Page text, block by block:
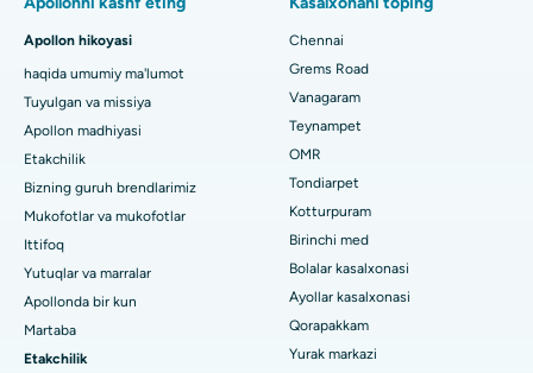
Tish shifokorini toping
Pediatrni toping
Dermatologni toping
Urologni toping
Paschim Boragaon, Guwahati shahridagi eng yaxshi shifoxona
Chennaydagi PH Roaddagi eng yaxshi kasalxona
Chennaydagi ming chiroqlardagi eng yaxshi yurak markazi
Jubilee Hillsdagi eng yaxshi kasalxona, Haydarobod
Tondiarpet, Chennai shahridagi eng yaxshi shifoxona
Kotturpuram, Chennai shahridagi eng yaxshi shifoxona
Kovai yo'lidagi eng yaxshi kasalxona, Karur
Sleeve gastrektomi
Lasik jarrohlik
liposuction
Koroner angiografiya
MitraClip vana ta'mirlash
Apollon hikoyasi
haqida umumiy ma'lumot
Tuyulgan va missiya
Apollon madhiyasi
Etakchilik
Bizning guruh brendlarimiz
Mukofotlar va mukofotlar
Ittifoq
Yutuqlar va marralar
Apollonda bir kun
Martaba
Etakchilik
Chennai
Grems Road
Vanagaram
Teynampet
OMR
Tondiarpet
Kotturpuram
Birinchi med
Bolalar kasalxonasi
Ayollar kasalxonasi
Qorapakkam
Yurak markazi